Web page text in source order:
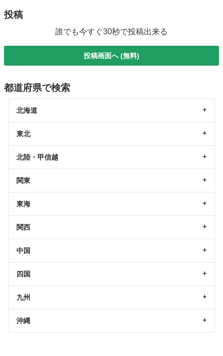
投稿
誰でも今すぐ30秒で投稿出来る
投稿画面へ (無料)
都道府県で検索
北海道
東北
北陸・甲信越
関東
東海
関西
中国
四国
九州
沖縄